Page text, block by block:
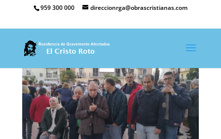
959 300 000 direccionrga@obrascristianas.com